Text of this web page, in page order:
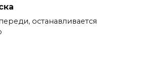
останавливается